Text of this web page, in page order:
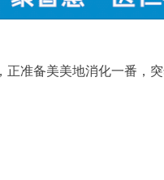
准备美美地消化一番，